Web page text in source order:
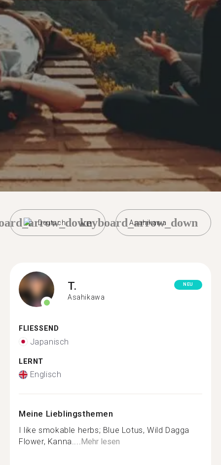
Deutsch Asahikawa
keyboard_arrow_down
T.
Asahikawa
NEU
FLIESSEND
Japanisch
LERNT
Englisch
Meine Lieblingsthemen
I like smokable herbs; Blue Lotus, Wild Dagga
Flower, Kanna....Mehr lesen